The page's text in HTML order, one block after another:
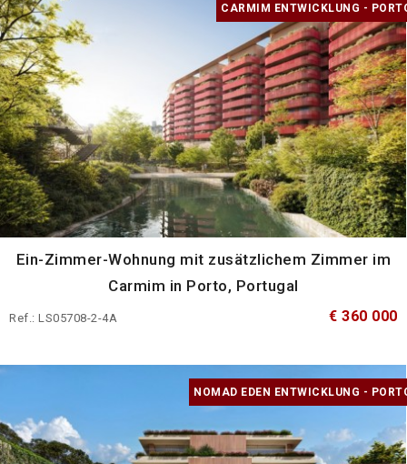
CARMIM ENTWICKLUNG -
Ein-Zimmer-Wohnung mit zusätzlichem Zimmer im
Carmim in Porto, Portugal
Ref.: LS05708-2-4A € 360 000
NOMAD EDEN ENTWICKLUNG -